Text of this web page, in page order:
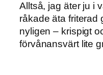
Alltså, jag äter ju i
råkade äta friterad
nyligen – krispigt
förvånansvärt lite